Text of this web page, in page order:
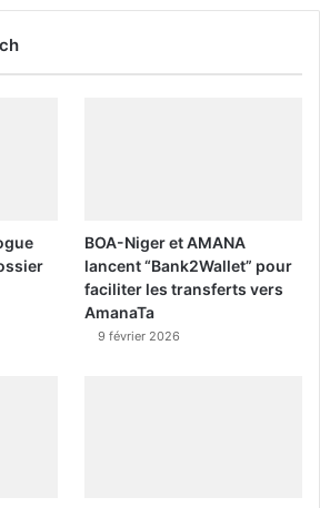
BOA-Niger et AMANA
lancent “Bank2Wallet” pour
faciliter les transferts vers
AmanaTa
9 février 2026